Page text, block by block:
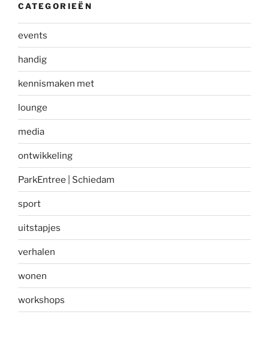
CATEGORIEËN
events
handig
kennismaken met
lounge
media
ontwikkeling
ParkEntree | Schiedam
sport
uitstapjes
verhalen
wonen
workshops